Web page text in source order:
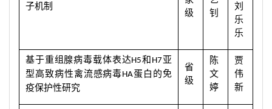
子机制
级
钊
刘
乐
乐
基于重组腺病毒载体表达H5和 H7 亚
型高致病性禽流感病毒HA蛋白的免
疫保护性研究
省
级
陈
文
婷
贾
伟
新